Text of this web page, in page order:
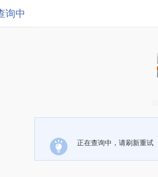
询中
正在查询中，请刷新重试